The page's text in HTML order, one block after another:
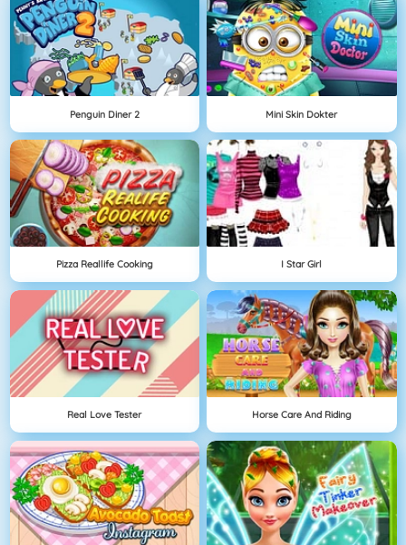
Penguin Diner 2 Mini Skin Dokter
Pizza Reallife Cooking I Star Girl
Real Love Tester Horse Care And Riding